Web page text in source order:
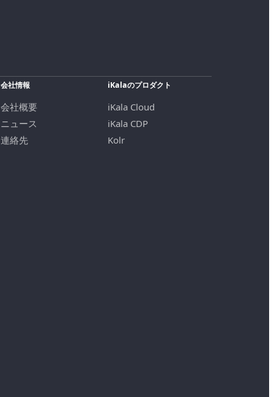
会社情報
会社概要
ニュース
連絡先
iKalaのプロダクト
iKala Cloud
iKala CDP
Kolr